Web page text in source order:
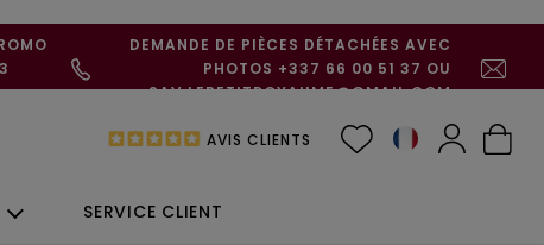
DEMANDE DE PIÈCES DÉTACHÉES AVEC
PHOTOS +337 66 00 51 37 OU
SAV.LEPETITROYAUME@GMAIL.COM
SERVICE CLIENT
AVIS CLIENTS